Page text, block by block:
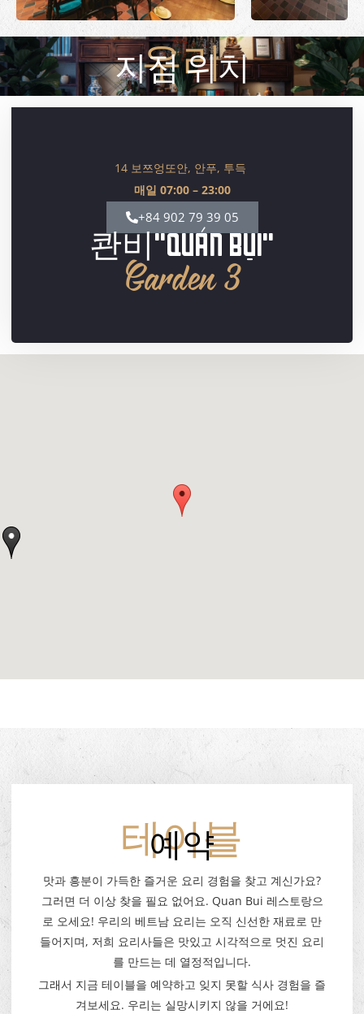
우리
지점 위치
14 보쯔엉또안, 안푸, 투득
매일 07:00 – 23:00
+84 902 79 39 05
콴비"QUÁN BỤI"
Garden 3
테이블
예약
맛과 흥분이 가득한 즐거운 요리 경험을 찾고 계신가요?
그러면 더 이상 찾을 필요 없어요. Quan Bui 레스토랑으
로 오세요! 우리의 베트남 요리는 오직 신선한 재료로 만
들어지며, 저희 요리사들은 맛있고 시각적으로 멋진 요리
를 만드는 데 열정적입니다.
그래서 지금 테이블을 예약하고 잊지 못할 식사 경험을 즐
겨보세요. 우리는 실망시키지 않을 거에요!